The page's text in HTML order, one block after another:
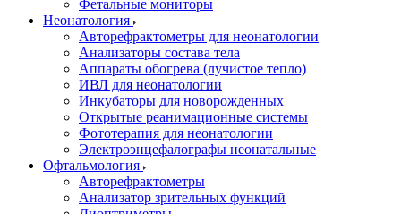
Фетальные мониторы
Неонатология
Авторефрактометры для неонатологии
Анализаторы состава тела
Аппараты обогрева (лучистое тепло)
ИВЛ для неонатологии
Инкубаторы для новорожденных
Открытые реанимационные системы
Фототерапия для неонатологии
Электроэнцефалографы неонатальные
Офтальмология
Авторефрактометры
Анализатор зрительных функций